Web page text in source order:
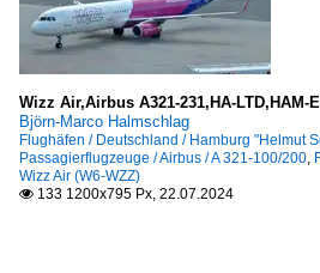
Wizz Air,Airbus A321-231,HA-LTD,HAM-
Björn-Marco Halmschlag
Flughäfen / Deutschland / Hamburg "Helmut
Passagierflugzeuge / Airbus / A 321-100/200,
Wizz Air (W6-WZZ)
 133 1200x795 Px, 22.07.2024